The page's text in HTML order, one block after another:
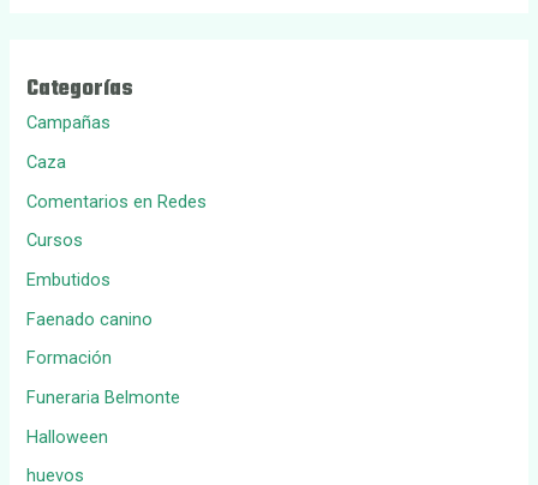
Categorías
Campañas
Caza
Comentarios en Redes
Cursos
Embutidos
Faenado canino
Formación
Funeraria Belmonte
Halloween
huevos